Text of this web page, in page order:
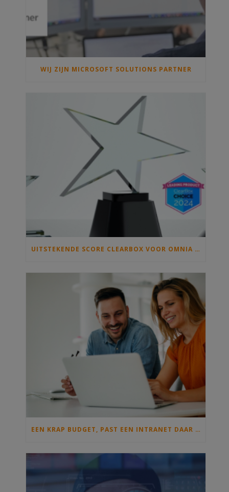
WIJ ZIJN MICROSOFT SOLUTIONS PARTNER
UITSTEKENDE SCORE CLEARBOX VOOR OMNIA & MICROSOFT
EEN KRAP BUDGET, PAST EEN INTRANET DAAR IN?